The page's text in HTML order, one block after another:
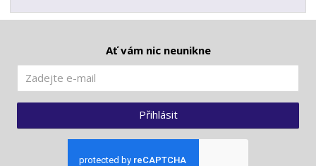
Ať vám nic neunikne
Přihlásit